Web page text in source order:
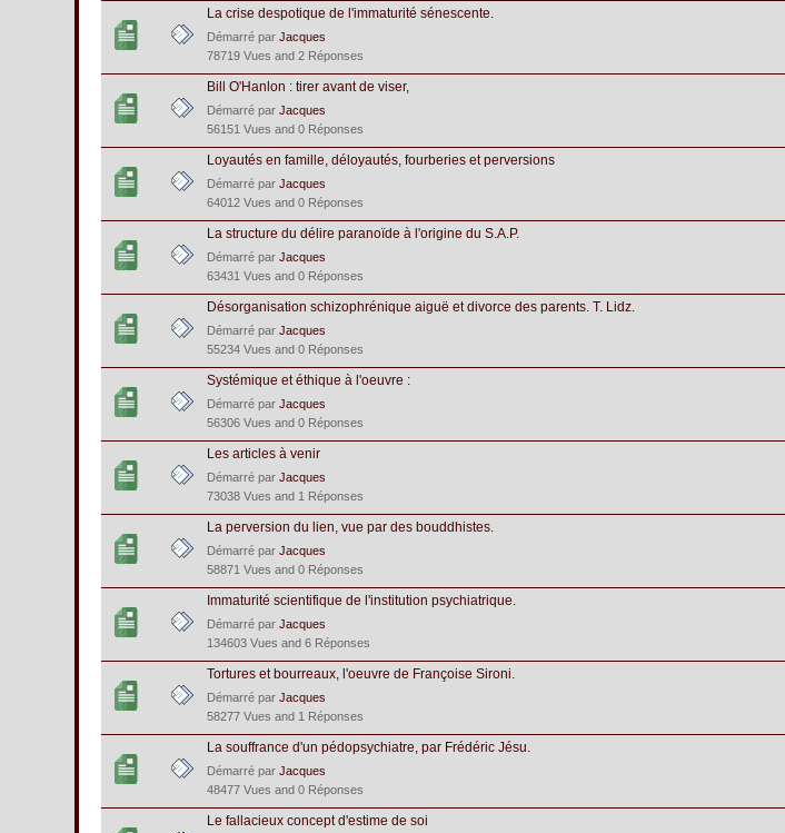
La crise despotique de l'immaturité sénescente.
Démarré parJacques
78719 Vues and 2 Réponses
Bill O'Hanlon : tirer avant de viser,
Démarré parJacques
56151 Vues and 0 Réponses
Loyautés en famille, déloyautés, fourberies et perversions
Démarré parJacques
64012 Vues and 0 Réponses
La structure du délire paranoïde à l'origine du S.A.P.
Démarré parJacques
63431 Vues and 0 Réponses
Désorganisation schizophrénique aiguë et divorce des parents. T. Lidz.
Démarré parJacques
55234 Vues and 0 Réponses
Systémique et éthique à l'oeuvre :
Démarré parJacques
56306 Vues and 0 Réponses
Les articles à venir
Démarré parJacques
73038 Vues and 1 Réponses
La perversion du lien, vue par des bouddhistes.
Démarré parJacques
58871 Vues and 0 Réponses
Immaturité scientifique de l'institution psychiatrique.
Démarré parJacques
134603 Vues and 6 Réponses
Tortures et bourreaux, l'oeuvre de Françoise Sironi.
Démarré parJacques
58277 Vues and 1 Réponses
La souffrance d'un pédopsychiatre, par Frédéric Jésu.
Démarré parJacques
48477 Vues and 0 Réponses
Le fallacieux concept d'estime de soi